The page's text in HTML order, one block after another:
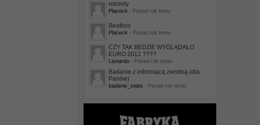
rekordy
Placeck - Ponad rok temu
Beatbox
Placeck - Ponad rok temu
CZY TAK BEDZIE WYGLĄDAŁO
EURO 2012 ????
Lionardo- Ponad rok temu
Badanie z informajcą zwrotną (dla
Panów)
badanie_swps - Ponad rok temu